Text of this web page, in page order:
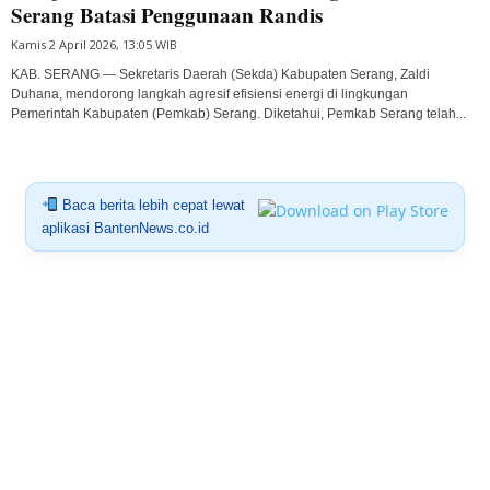
Serang Batasi Penggunaan Randis
Kamis 2 April 2026, 13:05 WIB
KAB. SERANG — Sekretaris Daerah (Sekda) Kabupaten Serang, Zaldi
Duhana, mendorong langkah agresif efisiensi energi di lingkungan
Pemerintah Kabupaten (Pemkab) Serang. Diketahui, Pemkab Serang telah...
Baca berita lebih cepat lewat
aplikasi BantenNews.co.id